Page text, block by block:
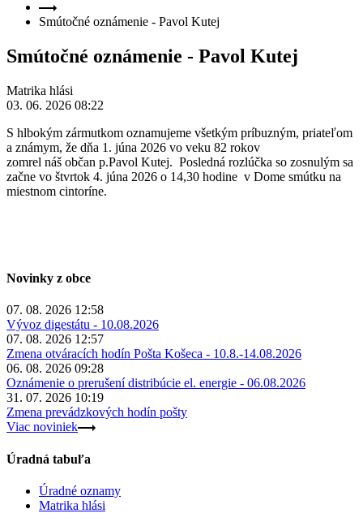
Smútočné oznámenie - Pavol Kutej
Smútočné oznámenie - Pavol Kutej
Matrika hlási
03. 06. 2026 08:22
S hlbokým zármutkom oznamujeme všetkým príbuzným, priateľom
a známym, že dňa 1. júna 2026 vo veku 82 rokov
zomrel náš občan p.Pavol Kutej. Posledná rozlúčka so zosnulým sa
začne vo štvrtok 4. júna 2026 o 14,30 hodine v Dome smútku na
miestnom cintoríne.
Novinky z obce
07. 08. 2026 12:58
Vývoz digestátu - 10.08.2026
07. 08. 2026 12:57
Zmena otváracích hodín Pošta Košeca - 10.8.-14.08.2026
06. 08. 2026 09:28
Oznámenie o prerušení distribúcie el. energie - 06.08.2026
31. 07. 2026 10:19
Zmena prevádzkových hodín pošty
Viac noviniek
Úradná tabuľa
Úradné oznamy
Matrika hlási